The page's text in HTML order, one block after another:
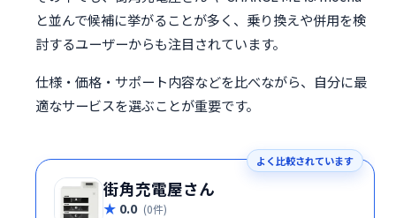
と並んで候補に挙がることが多く、乗り換えや併用を検
討するユーザーからも注目されています。
仕様・価格・サポート内容などを比べながら、自分に最
適なサービスを選ぶことが重要です。
よく比較されています
街角充電屋さん
0.0 (0件)